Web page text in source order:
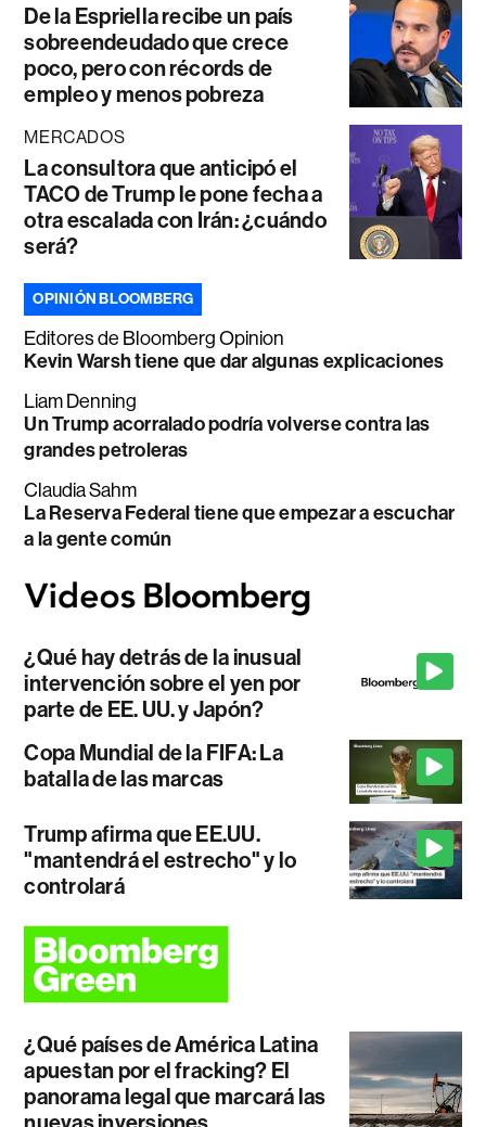
De la Espriella recibe un país
sobreendeudado que crece
poco, pero con récords de
empleo y menos pobreza
MERCADOS
La consultora que anticipó el
TACO de Trump le pone fecha a
otra escalada con Irán: ¿cuándo
será?
OPINIÓN BLOOMBERG
Editores de Bloomberg Opinion
Kevin Warsh tiene que dar algunas explicaciones
Liam Denning
Un Trump acorralado podría volverse contra las
grandes petroleras
Claudia Sahm
La Reserva Federal tiene que empezar a escuchar
a la gente común
¿Qué hay detrás de la inusual
intervención sobre el yen por
parte de EE. UU. y Japón?
Copa Mundial de la FIFA: La
batalla de las marcas
Trump afirma que EE.UU.
"mantendrá el estrecho" y lo
controlará
¿Qué países de América Latina
apuestan por el fracking? El
panorama legal que marcará las